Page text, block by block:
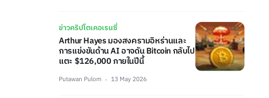
ข่าวคริปโตเคอเรนซี่
Arthur Hayes มองสงครามอิหร่านและ
การแข่งขันด้าน AI อาจดัน Bitcoin กลับไป
แตะ $126,000 ภายในปีนี้
Putawan Pulom 13 May 2026